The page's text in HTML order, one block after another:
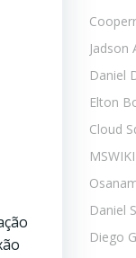
Jadson
Daniel
Elton
Cloud
MSWIKI
Daniel
Diego